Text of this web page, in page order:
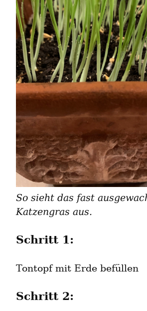
So sieht das fast
Katzengras aus.
Schritt 1:
Tontopf mit Erde befüllen
Schritt 2: